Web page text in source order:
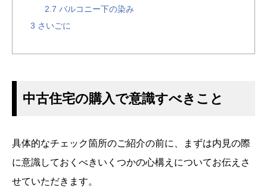
2.7 バルコニー下の染み
3 さいごに
中古住宅の購入で意識すべきこと
具体的なチェック箇所のご紹介の前に、まずは内見の際
に意識しておくべきいくつかの心構えについてお伝えさ
せていただきます。